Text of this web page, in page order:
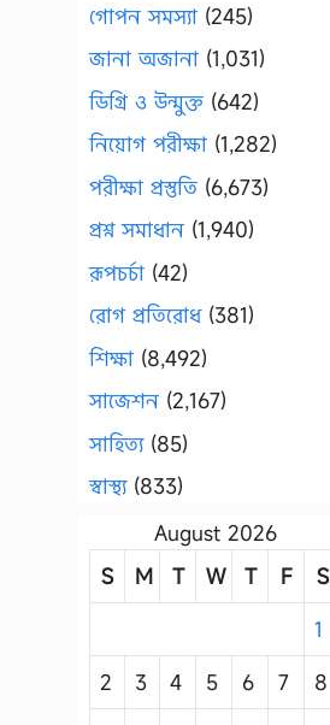
গোপন সমস্যা (245)
জানা অজানা (1,031)
ডিগ্রি ও উন্মুক্ত (642)
নিয়োগ পরীক্ষা (1,282)
পরীক্ষা প্রস্তুতি (6,673)
প্রশ্ন সমাধান (1,940)
রূপচর্চা (42)
রোগ প্রতিরোধ(381)
শিক্ষা (8,492)
সাজেশন (2,167)
সাহিত্য(85)
স্বাস্থ্য(833)
August 2026
S
M T W T F
S
1
2
3 4 5 6 7
8